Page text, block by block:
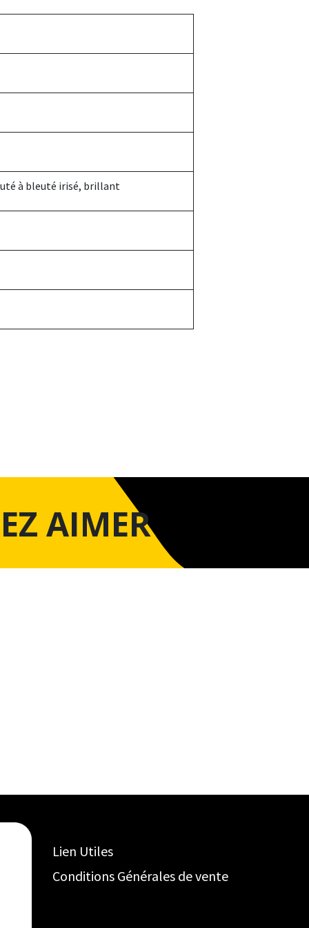
à bleuté irisé, brillant
AIMER
Lien Utiles
Conditions Générales de vente